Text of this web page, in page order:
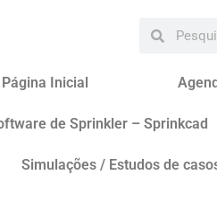
Página Inicial
de Sprinkler – Sprinkcad
Simulações / Estudos de